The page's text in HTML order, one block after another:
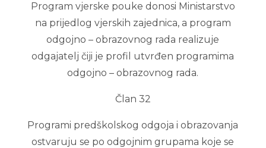
Program vjerske pouke donosi Ministarstvo
na prijedlog vjerskih zajednica, a program
odgojno – obrazovnog rada realizuje
odgajatelj čiji je profil utvrđen programima
odgojno – obrazovnog rada.
Član 32
Programi predškolskog odgoja i obrazovanja
ostvaruju se po odgojnim grupama koje se